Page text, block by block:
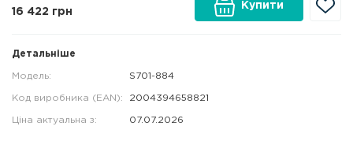
16 422 грн
Купити
Детальніше
Модель: S701-884
Код виробника (EAN): 2004394658821
Ціна актуальна з: 07.07.2026